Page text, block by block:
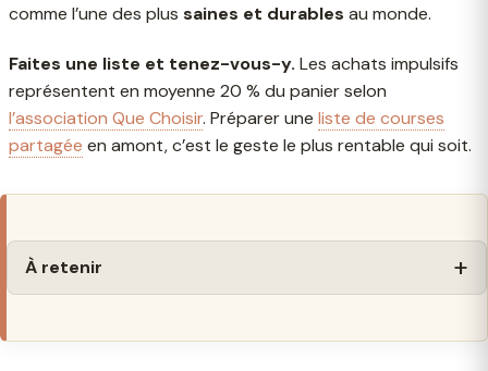
comme l’une des plus saines et durables au monde.
Faites une liste et tenez-vous-y. Les achats impulsifs
représentent en moyenne 20 % du panier selon
l’association Que Choisir. Préparer une liste de courses
partagée en amont, c’est le geste le plus rentable qui soit.
À retenir